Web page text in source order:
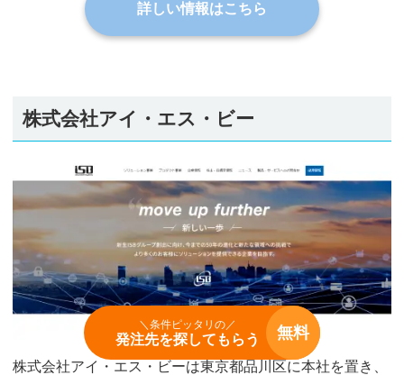
詳しい情報はこちら
株式会社アイ・エス・ビー
株式会社アイ・エス・ビーは東京都品川区に本社を置き、
＼条件ピッタリの／
発注先を探してもらう 無料